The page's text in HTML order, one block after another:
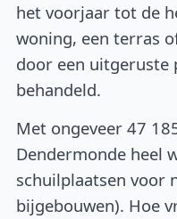
het voorjaar tot de
woning, een terras
door een uitgeruste
behandeld.
Met ongeveer 47
Dendermonde heel
schuilplaatsen voor
bijgebouwen). Hoe